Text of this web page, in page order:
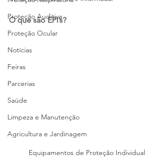
Proteção Auditiva
Proteção Ocular
Notícias
Feiras
Parcerias
Saúde
Limpeza e Manutenção
Agricultura e Jardinagem
O que são EPI’s?